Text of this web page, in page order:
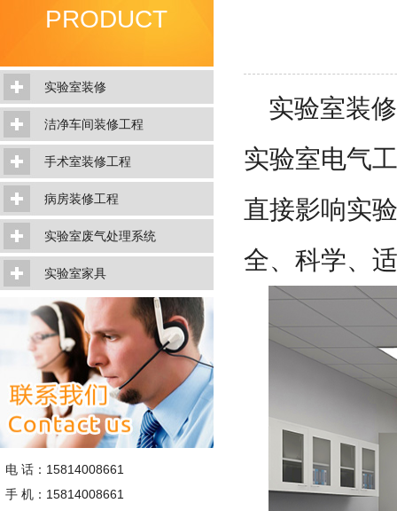
PRODUCT
实验室装修
洁净车间装修工程
手术室装修工程
病房装修工程
实验室废气处理系统
实验室家具
电 话：15814008661
手 机：15814008661
实验室装
实验室电气
直接影响实
全、科学、